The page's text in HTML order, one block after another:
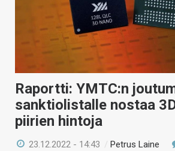
Raportti: YMTC:n
sanktiolistalle nostaa
piirien hintoja
23.12.2022 - 14:43 / Petrus Laine